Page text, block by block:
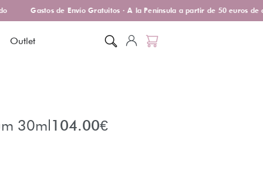
Gastos de Envío Gratuitos · A la Península a partir de 50 euros de
Outlet
30ml104.00€